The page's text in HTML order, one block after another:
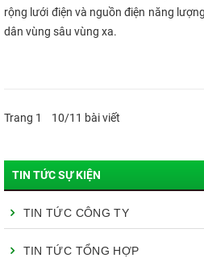
rộng lưới điện và nguồn điện năng
dân vùng sâu vùng xa.
Trang 1 10/11 bài viết
TIN TỨC SỰ KIỆN
TIN TỨC CÔNG TY
TIN TỨC TỔNG HỢP